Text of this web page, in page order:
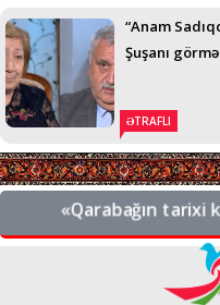
“Anam
Şuşanı
ƏTRAFLI
«Qarabağın tarixi